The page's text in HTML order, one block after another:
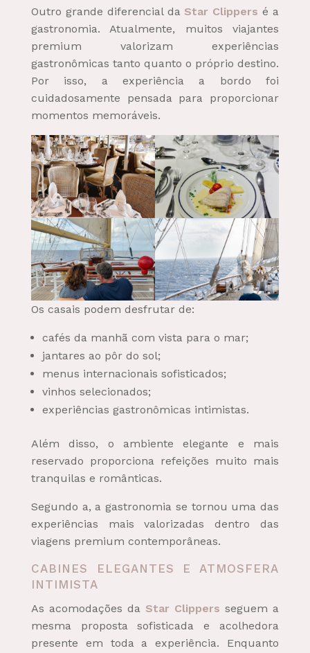
Outro grande diferencial da Star Clippers é a
gastronomia. Atualmente, muitos viajantes
premium valorizam experiências
gastronômicas tanto quanto o próprio destino.
Por isso, a experiência a bordo foi
cuidadosamente pensada para proporcionar
momentos memoráveis.
Os casais podem desfrutar de:
cafés da manhã com vista para o mar;
jantares ao pôr do sol;
menus internacionais sofisticados;
vinhos selecionados;
experiências gastronômicas intimistas.
Além disso, o ambiente elegante e mais
reservado proporciona refeições muito mais
tranquilas e românticas.
Segundo a, a gastronomia se tornou uma das
experiências mais valorizadas dentro das
viagens premium contemporâneas.
CABINES ELEGANTES E ATMOSFERA
INTIMISTA
As acomodações da Star Clippers seguem a
mesma proposta sofisticada e acolhedora
presente em toda a experiência. Enquanto